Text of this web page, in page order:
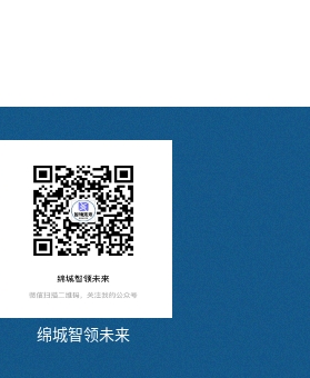
绵城智领未来